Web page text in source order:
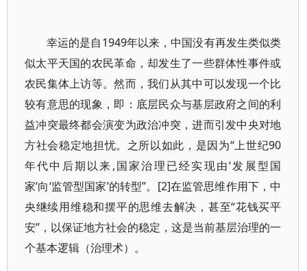
幸运的是自1949年以来，中国没有再发生类似类
似太平天国的农民革命，却发生了一些群体性事件或
农民集体上访等。然而，我们从其中可以发现一个比
较有意思的现象，即：底层民众与基层政府之间的利
益冲突最终都会演变为政治冲突，进而引发中央对地
方社会稳定地担忧。之所以如此，是因为“上世纪90
年代中后期以来,国家治理已经实现由‘发展型国
家’向‘监管型国家’的转型”。[2]在监管思维作用下，中
央继续用维稳和摆平的思维去解决，甚至“花钱买平
安”，以保证地方社会的稳定，这是当前基层治理的一
个基本逻辑（治理术）。